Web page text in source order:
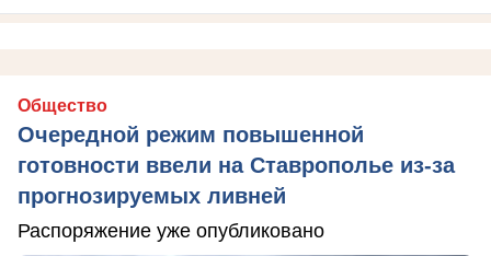
Общество
Очередной режим повышенной
готовности ввели на Ставрополье из-за
прогнозируемых ливней
Распоряжение уже опубликовано